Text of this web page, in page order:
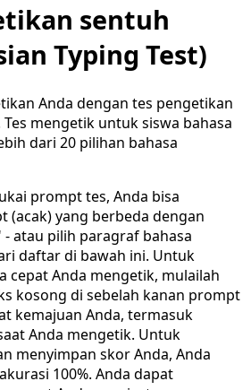
sentuh
Typing Test)
Anda dengan tes pengetikan
mengetik untuk siswa bahasa
dari 20 pilihan bahasa
prompt tes, Anda bisa
(acak) yang berbeda dengan
atau pilih paragraf bahasa
daftar di bawah ini. Untuk
cepat Anda mengetik, mulailah
kosong di sebelah kanan prompt
kemajuan Anda, termasuk
Anda mengetik. Untuk
menyimpan skor Anda, Anda
100%. Anda dapat